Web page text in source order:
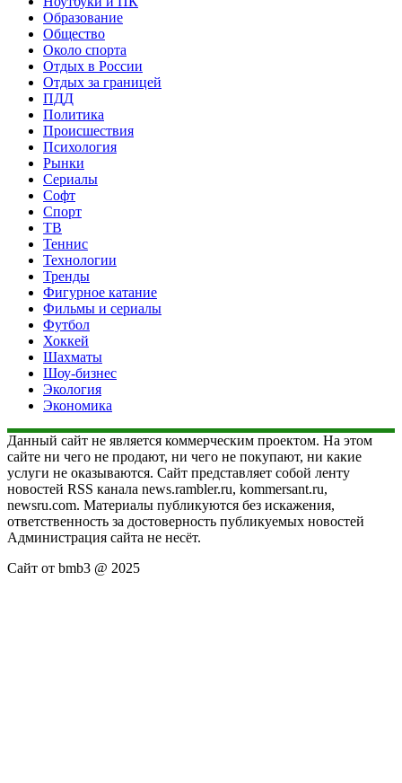
Образование
Общество
Около спорта
Отдых в России
Отдых за границей
ПДД
Политика
Происшествия
Психология
Рынки
Сериалы
Софт
Спорт
ТВ
Теннис
Технологии
Тренды
Фигурное катание
Фильмы и сериалы
Футбол
Хоккей
Шахматы
Шоу-бизнес
Экология
Экономика
Данный сайт не является коммерческим проектом. На этом
сайте ни чего не продают, ни чего не покупают, ни какие
услуги не оказываются. Сайт представляет собой ленту
новостей RSS канала news.rambler.ru, kommersant.ru,
newsru.com. Материалы публикуются без искажения,
ответственность за достоверность публикуемых новостей
Администрация сайта не несёт.
Сайт от bmb3 @ 2025